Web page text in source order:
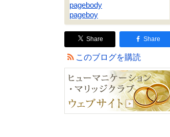
pagebody
pageboy
Share Share
このブログを購読